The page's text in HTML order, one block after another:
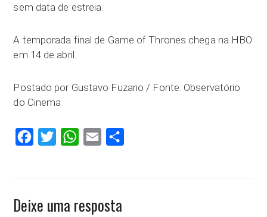
sem data de estreia.
A temporada final de Game of Thrones chega na HBO
em 14 de abril.
Postado por Gustavo Fuzario / Fonte: Observatório
do Cinema
FacebookTwitter WhatsApp
Email
Deixe uma resposta